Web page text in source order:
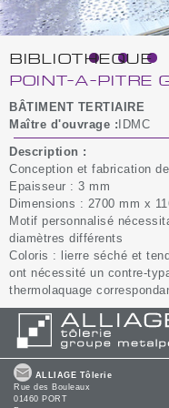
BIBLIOTHEQUE
POINT-A-PITRE
BÂTIMENT TERTIAIRE
Maître d'ouvrage : IDMC
Description :
Conception et fabrication
Epaisseur : 3 mm
Dimensions : 2700 mm x
Motif personnalisé
diamètres différents
Coloris : lierre séché et
ont nécessité un contre-
thermolaquage
ALLIAGE Tôlerie
Rue des Bouleaux
01460 PORT